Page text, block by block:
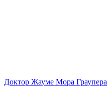
Доктор Жауме Мора Граупера